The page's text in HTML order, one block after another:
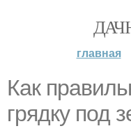
главная
Как
грядку под